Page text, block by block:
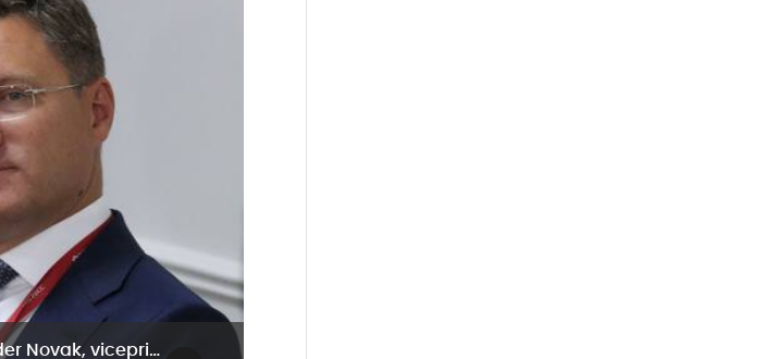
Rusia es un país confiable en términos de energía: Alexander Novak, viceprimer ministro ruso